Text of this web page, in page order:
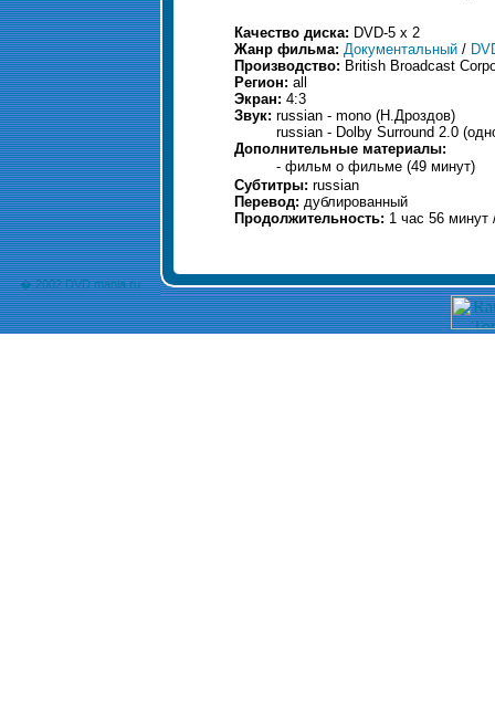
Качество диска: DVD-5 x 2
Жанр фильма: Документальный /
Производство: British Broadcast
Регион: all
Экран: 4:3
Звук: russian - mono (Н.Дроздов)
russian - Dolby Surround 2.0
Дополнительные материалы:
- фильм о фильме (49 минут)
Субтитры: russian
Перевод: дублированный
Продолжительность: 1 час 56 минут
� 2002 DVD mania.ru